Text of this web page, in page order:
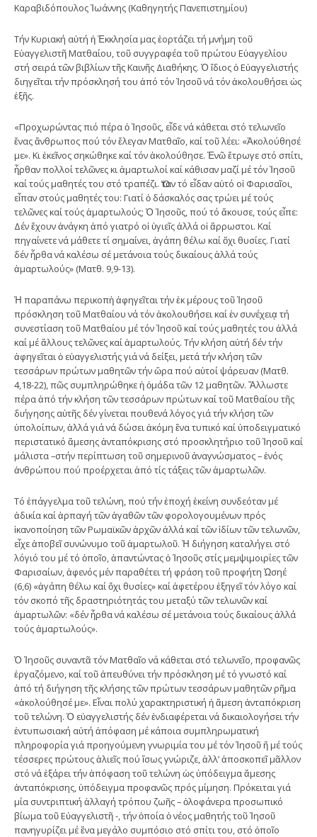
Καραβιδόπουλος Ἰωάννης (Καθηγητής Πανεπιστημίου)
Τήν Κυριακή αὐτή ἡ Ἐκκλησία μας ἑορτάζει τή μνήμη τοῦ
Εὐαγγελιστῆ Ματθαίου, τοῦ συγγραφέα τοῦ πρώτου Εὐαγγελίου
στή σειρά τῶν βιβλίων τῆς Καινῆς Διαθήκης. Ὁ ἴδιος ὁ Εὐαγγελιστής
διηγεῖται τήν πρόσκλησή του ἀπό τόν Ἰησοῦ νά τόν ἀκολουθήσει ὡς
ἑξῆς.
«Προχωρώντας πιό πέρα ὁ Ἰησοῦς, εἶδε νά κάθεται στό τελωνεῖο
ἕνας ἄνθρωπος πού τόν ἔλεγαν Ματθαῖο, καί τοῦ λέει: «Ἀκολούθησέ
με». Κι ἐκεῖνος σηκώθηκε καί τόν ἀκολούθησε. Ἐνῶ ἔτρωγε στό σπίτι,
ἦρθαν πολλοί τελῶνες κι ἁμαρτωλοί καί κάθισαν μαζί μέ τόν Ἰησοῦ
καί τούς μαθητές του στό τραπέζι. Ὅταν τό εἶδαν αὐτό οἱ Φαρισαῖοι,
εἶπαν στούς μαθητές του: Γιατί ὁ δάσκαλός σας τρώει μέ τούς
τελῶνες καί τούς ἁμαρτωλούς; Ὁ Ἰησοῦς, πού τό ἄκουσε, τούς εἶπε:
Δέν ἔχουν ἀνάγκη ἀπό γιατρό οἱ ὑγιεῖς ἀλλά οἱ ἄρρωστοι. Καί
πηγαίνετε νά μάθετε τί σημαίνει, ἀγάπη θέλω καί ὄχι θυσίες. Γιατί
δέν ἦρθα νά καλέσω σέ μετάνοια τούς δικαίους ἀλλά τούς
ἁμαρτωλούς» (Ματθ. 9,9-13).
Ἡ παραπάνω περικοπὴ ἀφηγεῖται τήν ἐκ μέρους τοῦ Ἰησοῦ
πρόσκληση τοῦ Ματθαίου νά τόν ἀκολουθήσει καί ἐν συνέχειᾳ τή
συνεστίαση τοῦ Ματθαίου μέ τόν Ἰησοῦ καί τούς μαθητές του ἀλλά
καί μέ ἄλλους τελῶνες καί ἁμαρτωλούς. Τήν κλήση αὐτή δέν τήν
ἀφηγεῖται ὁ εὐαγγελιστής γιά νά δείξει, μετά τήν κλήση τῶν
τεσσάρων πρώτων μαθητῶν τήν ὥρα πού αὐτοί ψάρευαν (Ματθ.
4,18-22), πῶς συμπληρώθηκε ἡ ὁμάδα τῶν 12 μαθητῶν. Ἄλλωστε
πέρα ἀπό τήν κλήση τῶν τεσσάρων πρώτων καί τοῦ Ματθαίου τῆς
διήγησης αὐτῆς δέν γίνεται πουθενά λόγος γιά τήν κλήση τῶν
ὑπολοίπων, ἀλλά γιά νά δώσει ἀκόμη ἕνα τυπικό καί ὑποδειγματικό
περιστατικό ἄμεσης ἀνταπόκρισης στό προσκλητήριο τοῦ Ἰησοῦ καί
μάλιστα –στήν περίπτωση τοῦ σημερινοῦ ἀναγνώσματος – ἑνός
ἀνθρώπου πού προέρχεται ἀπό τίς τάξεις τῶν ἁμαρτωλῶν.
Τό ἐπάγγελμα τοῦ τελώνη, πού τήν ἐποχή ἐκείνη συνδεόταν μέ
ἀδικία καί ἁρπαγή τῶν ἀγαθῶν τῶν φορολογουμένων πρός
ἱκανοποίηση τῶν Ρωμαϊκῶν ἀρχῶν ἀλλά καί τῶν ἰδίων τῶν τελωνῶν,
εἶχε ἀποβεῖ συνώνυμο τοῦ ἁμαρτωλοῦ. Ἡ διήγηση καταλήγει στό
λόγιό του μέ τό ὁποῖο, ἀπαντώντας ὁ Ἰησοῦς στίς μεμψιμοιρίες τῶν
Φαρισαίων, ἀφενός μέν παραθέτει τή φράση τοῦ προφήτη Ὠσηέ
(6,6) «ἀγάπη θέλω καί ὄχι θυσίες» καί ἀφετέρου ἐξηγεῖ τόν λόγο καί
τόν σκοπό τῆς δραστηριότητάς του μεταξύ τῶν τελωνῶν καί
ἁμαρτωλῶν: «δέν ἦρθα νά καλέσω σέ μετάνοια τούς δικαίους ἀλλά
τούς ἁμαρτωλούς».
Ὁ Ἰησοῦς συναντᾶ τόν Ματθαῖο νά κάθεται στό τελωνεῖο, προφανῶς
ἐργαζόμενο, καί τοῦ ἀπευθύνει τήν πρόσκληση μέ τό γνωστό καί
ἀπό τή διήγηση τῆς κλήσης τῶν πρώτων τεσσάρων μαθητῶν ρῆμα
«ἀκολούθησέ με». Εἶναι πολύ χαρακτηριστική ἡ ἄμεση ἀνταπόκριση
τοῦ τελώνη. Ὁ εὐαγγελιστής δέν ἐνδιαφέρεται νά δικαιολογήσει τήν
ἐντυπωσιακή αὐτή ἀπόφαση μέ κάποια συμπληρωματική
πληροφορία γιά προηγούμενη γνωριμία του μέ τόν Ἰησοῦ ἤ μέ τούς
τέσσερες πρώτους ἁλιεῖς πού ἴσως γνώριζε, ἀλλ’ ἀποσκοπεῖ μᾶλλον
στό νά ἐξάρει τήν ἀπόφαση τοῦ τελώνη ὡς ὑπόδειγμα ἄμεσης
ἀνταπόκρισης, ὑπόδειγμα προφανῶς πρός μίμηση. Πρόκειται γιά
μία συντριπτική ἀλλαγή τρόπου ζωῆς – ὁλοφάνερα προσωπικό
βίωμα τοῦ Εὐαγγελιστῆ -, τήν ὁποία ὁ νέος μαθητής τοῦ Ἰησοῦ
πανηγυρίζει μέ ἕνα μεγάλο συμπόσιο στό σπίτι του, στό ὁποῖο